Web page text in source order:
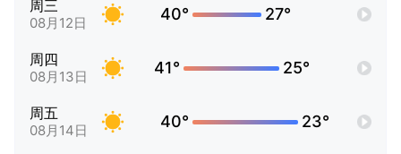
周三
08月12日 40° 27°
周四
08月13日 41° 25°
周五
08月14日 40° 23°